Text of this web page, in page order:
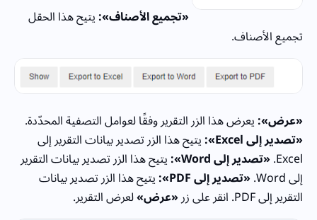
«تجميع الأصناف»:يتيح هذا الحقل
تجميع الأصناف.
«عرض»:يعرض هذا الزر التقرير وفقًا لعوامل التصفية المحدّدة.
«تصدير إلى Excel»: يتيح هذا الزر تصدير بيانات التقرير إلى
Excel. «تصدير إلى Word»: يتيح هذا الزر تصدير بيانات التقرير
إلى Word. «تصدير إلى PDF»: يتيح هذا الزر تصدير بيانات
التقرير إلى PDF. انقر على زر «عرض»لعرض التقرير.